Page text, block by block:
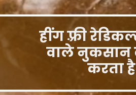
हींग फ़्री
वाले नुकसान